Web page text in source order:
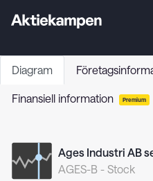
Diagram
Finansiell information Premium
Ages Industri AB
AGES-B - Stock